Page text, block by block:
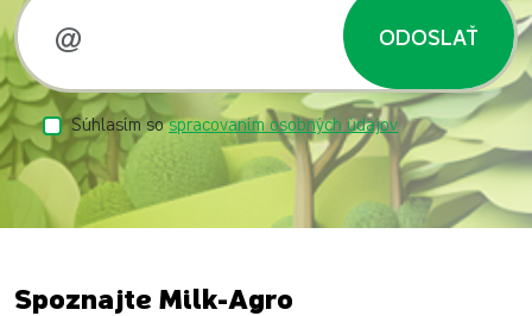
ODOSLAŤ
Súhlasím sospracovaním osobných údajov
Spoznajte Milk-Agro